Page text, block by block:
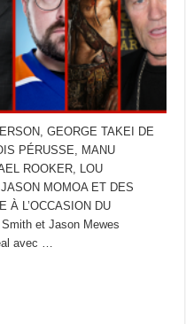
GEORGE TAKEI DE
PÉRUSSE, MANU
ROOKER, LOU
MOMOA ET DES
À L’OCCASION DU
et Jason Mewes
avec …